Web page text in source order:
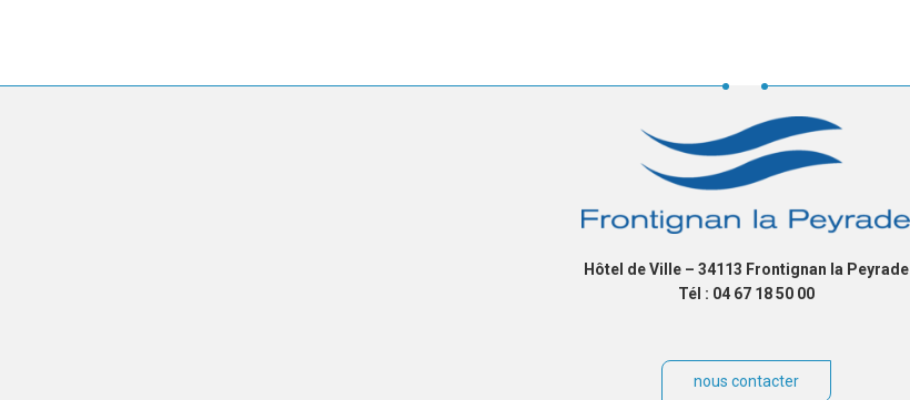
Hôtel de Ville – 34113 Frontignan la Peyrade
Tél : 04 67 18 50 00
nous contacter